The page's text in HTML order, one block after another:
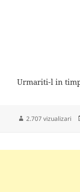
Urmariti-l in
2.707 vizualizari